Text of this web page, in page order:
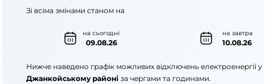
на сьогодні
09.08.26
на завтра
10.08.26
Зі всіма змінами станом на
Нижче наведено графік можливих відключень електроенергії у
Джанкойському районі за чергами та годинами.